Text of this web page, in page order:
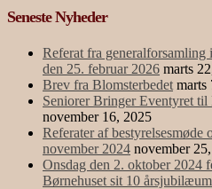
Seneste Nyheder
Referat fra generalforsamling
den 25. februar 2026 marts
Brev fra Blomsterbedet marts
Seniorer Bringer Eventyret
november 16, 2025
Referater af bestyrelsesmøde
november 2024 november
Onsdag den 2. oktober 2024
Børnehuset sit 10 årsjubilæum